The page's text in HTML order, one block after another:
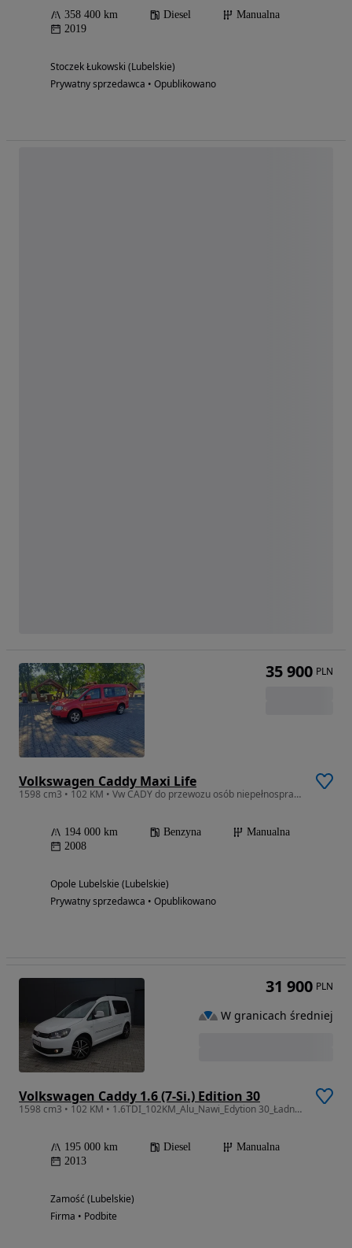
358 400 km Diesel
Manualna
2019
Stoczek Łukowski (Lubelskie)
Prywatny sprzedawca • Opublikowano
Volkswagen Caddy Maxi Life
1598 cm3 • 102 KM • Vw CADY do przewozu osób niepełnosprawnych un
194 000 km Benzyna
Manualna
2008
Opole Lubelskie (Lubelskie)
Prywatny sprzedawca • Opublikowano
35 900 PLN
Volkswagen Caddy 1.6 (7-Si.) Edition 30
1598 cm3 • 102 KM • 1.6TDI_102KM_Alu_Nawi_Edytion 30_Ładny_Opłacony!!!
195 000 km Diesel
Manualna
2013
Zamość (Lubelskie)
Firma • Podbite
31 900 PLN
W granicach średniej